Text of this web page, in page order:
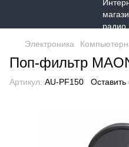
Электроника
Поп-фильтр
Артикул: AU-PF150 Оставить